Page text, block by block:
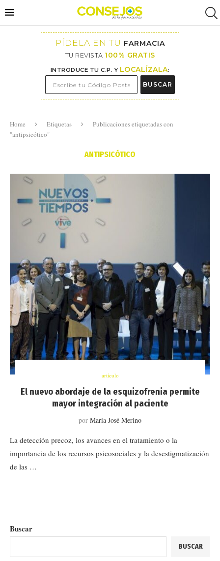
PÍDELA EN TU FARMACIA
TU REVISTA 100% GRATIS
INTRODUCE TU C.P. Y LOCALÍZALA:
BUSCAR
Home Etiquetas
Publicaciones etiquetadas con
"antipsicótico"
ANTIPSICÓTICO
artículo
El nuevo abordaje de la esquizofrenia permite
mayor integración al paciente
por María José Merino
La detección precoz, los avances en el tratamiento o la
importancia de los recursos psicosociales y la desestigmatización
de las …
Buscar
BUSCAR